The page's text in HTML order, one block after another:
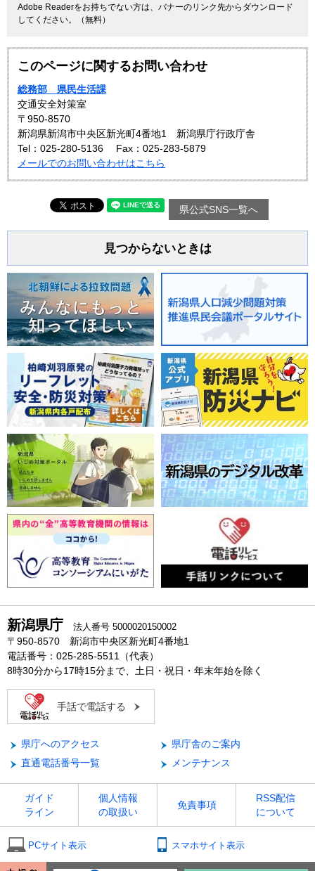
Adobe Readerをお持ちでない方は、バナーのリンク先からダウンロード
してください。（無料）
このページに関するお問い合わせ
総務部 県民生活課
交通安全対策室
〒950-8570
新潟県新潟市中央区新光町4番地1 新潟県庁行政庁舎
Tel：025-280-5136
Fax：025-283-5879
メールでのお問い合わせはこちら
県公式SNS一覧へ
見つからないときは
新潟県庁 法人番号 5000020150002
〒950-8570 新潟市中央区新光町4番地1
電話番号：025-285-5511（代表）
8時30分から17時15分まで、土日・祝日・年末年始を除く
手話で電話する
県庁へのアクセス
県庁舎のご案内
直通電話番号一覧
メンテナンス
ガイド
ライン
個人情報
の取扱い
免責事項
RSS配信
について
PCサイト表示 スマホサイト表示